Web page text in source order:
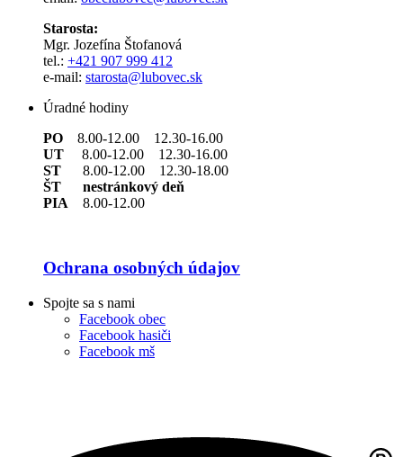
Starosta:
Mgr. Jozefína Štofanová
tel.: +421 907 999 412
e-mail: starosta@lubovec.sk
Úradné hodiny
PO 8.00-12.00 12.30-16.00
UT 8.00-12.00 12.30-16.00
ST 8.00-12.00 12.30-18.00
ŠT nestránkový deň
PIA 8.00-12.00
Ochrana osobných údajov
Spojte sa s nami
Facebook obec
Facebook hasiči
Facebook mš